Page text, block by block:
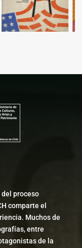
proceso
comparte el
Muchos de
entre
de la